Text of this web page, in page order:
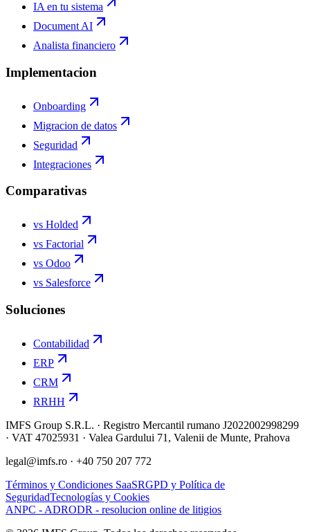
IA en tu sistema
Document AI
Analista financiero
Implementacion
Onboarding
Migracion de datos
Seguridad
Integraciones
Comparativas
vs Holded
vs Factorial
vs Odoo
vs Salesforce
Soluciones
Contabilidad
ERP
CRM
RRHH
IMFS Group S.R.L. · Registro Mercantil rumano J2022002998299
· VAT 47025931 · Valea Gardului 71, Valenii de Munte, Prahova
legal@imfs.ro · +40 750 207 772
Términos y Condiciones SaaSRGPD y Política de
SeguridadTecnologías y Cookies
ANPC - ADRODR - resolucion online de litigios